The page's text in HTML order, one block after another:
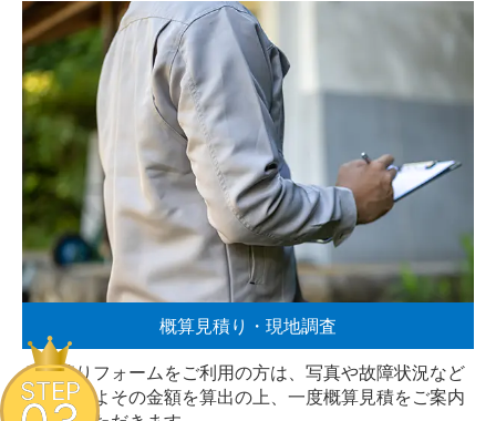
概算見積り・現地調査
お見積りフォームをご利用の方は、写真や故障状況など
からおおよその金額を算出の上、一度概算見積をご案内
STEP